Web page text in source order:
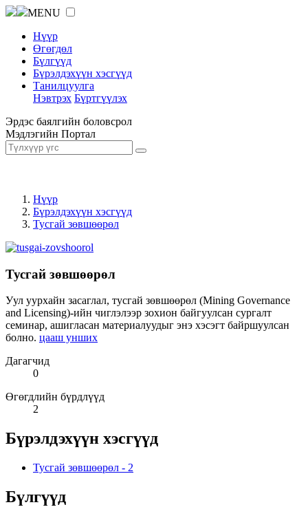
MENU
Нүүр
Өгөгдөл
Бүлгүүд
Бүрэлдэхүүн хэсгүүд
Танилцуулга
Нэвтрэх Бүртгүүлэх
Эрдэс баялгийн боловсрол
Мэдлэгийн Портал
Нүүр
Бүрэлдэхүүн хэсгүүд
Тусгай зөвшөөрөл
Тусгай зөвшөөрөл
Уул уурхайн засаглал, тусгай зөвшөөрөл (Mining Governance
and Licensing)-ийн чиглэлээр зохион байгуулсан сургалт
семинар, ашигласан материалуудыг энэ хэсэгт байршуулсан
болно. цааш унших
Дагагчид
0
Өгөгдлийн бүрдлүүд
2
Бүрэлдэхүүн хэсгүүд
Тусгай зөвшөөрөл - 2
Бүлгүүд